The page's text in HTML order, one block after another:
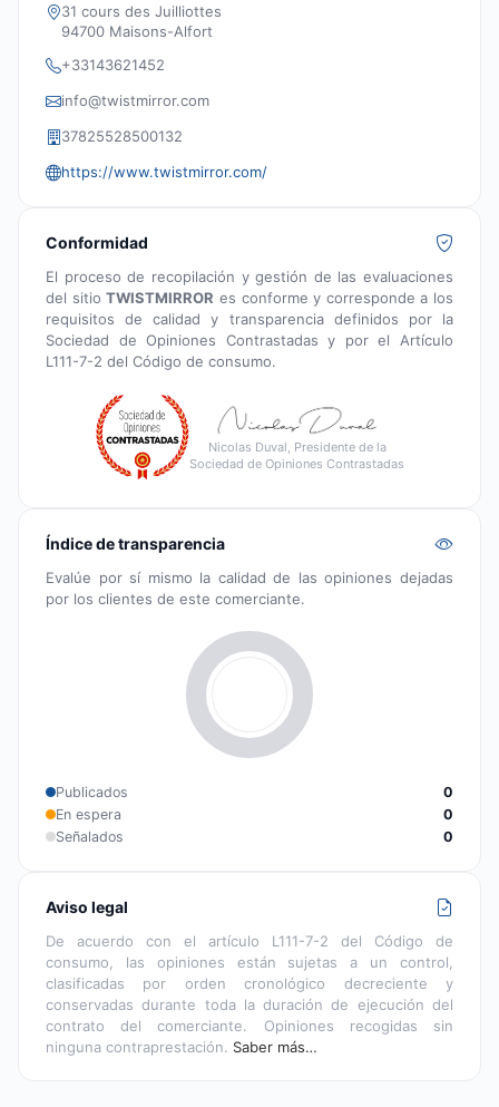
31 cours des Juilliottes
94700 Maisons-Alfort
+33143621452
info@twistmirror.com
37825528500132
https://www.twistmirror.com/
Conformidad
El proceso de recopilación y gestión de las evaluaciones
del sitioTWISTMIRROR es conforme y corresponde a los
requisitos de calidad y transparencia definidos por la
Sociedad de Opiniones Contrastadas y por el Artículo
L111-7-2 del Código de consumo.
Nicolas Duval, Presidente de la
Sociedad de Opiniones Contrastadas
Índice de transparencia
Evalúe por sí mismo la calidad de las opiniones dejadas
por los clientes de este comerciante.
Publicados
0
En espera
0
Señalados
0
Aviso legal
De acuerdo con el artículo L111-7-2 del Código de
consumo, las opiniones están sujetas a un control,
clasificadas por orden cronológico decreciente y
conservadas durante toda la duración de ejecución del
contrato del comerciante. Opiniones recogidas sin
ninguna contraprestación. Saber más…